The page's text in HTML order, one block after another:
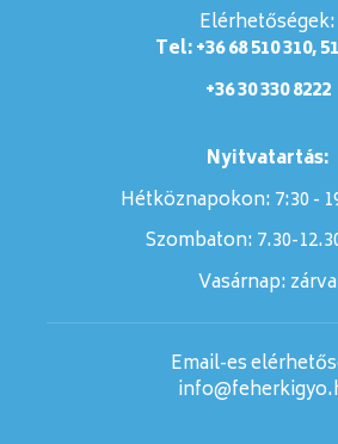
Elérhetőségek:
Tel: +36 68 510 310,
+36 30 330 8222
Nyitvatartás:
Hétköznapokon: 7:30 -
Szombaton:7.30-
Vasárnap:zárva
Email-es